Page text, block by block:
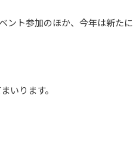
ント参加のほか、今年は新たに
いります。